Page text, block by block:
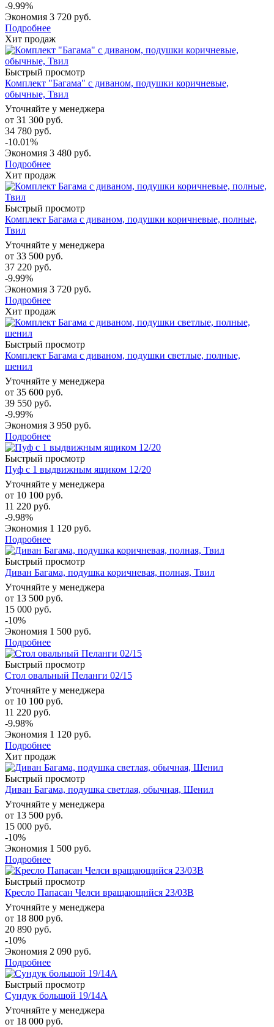
-9.99%
Экономия 3 720 руб.
Подробнее
Хит продаж
Быстрый просмотр
Комплект "Багама" с диваном, подушки коричневые,
обычные, Твил
Уточняйте у менеджера
от 31 300 руб.
34 780 руб.
-10.01%
Экономия 3 480 руб.
Подробнее
Хит продаж
Быстрый просмотр
Комплект Багама с диваном, подушки коричневые, полные,
Твил
Уточняйте у менеджера
от 33 500 руб.
37 220 руб.
-9.99%
Экономия 3 720 руб.
Подробнее
Хит продаж
Быстрый просмотр
Комплект Багама с диваном, подушки светлые, полные,
шенил
Уточняйте у менеджера
от 35 600 руб.
39 550 руб.
-9.99%
Экономия 3 950 руб.
Подробнее
Быстрый просмотр
Пуф с 1 выдвижным ящиком 12/20
Уточняйте у менеджера
от 10 100 руб.
11 220 руб.
-9.98%
Экономия 1 120 руб.
Подробнее
Быстрый просмотр
Диван Багама, подушка коричневая, полная, Твил
Уточняйте у менеджера
от 13 500 руб.
15 000 руб.
-10%
Экономия 1 500 руб.
Подробнее
Быстрый просмотр
Стол овальный Пеланги 02/15
Уточняйте у менеджера
от 10 100 руб.
11 220 руб.
-9.98%
Экономия 1 120 руб.
Подробнее
Хит продаж
Быстрый просмотр
Диван Багама, подушка светлая, обычная, Шенил
Уточняйте у менеджера
от 13 500 руб.
15 000 руб.
-10%
Экономия 1 500 руб.
Подробнее
Быстрый просмотр
Кресло Папасан Челси вращающийся 23/03В
Уточняйте у менеджера
от 18 800 руб.
20 890 руб.
-10%
Экономия 2 090 руб.
Подробнее
Быстрый просмотр
Сундук большой 19/14А
Уточняйте у менеджера
от 18 000 руб.